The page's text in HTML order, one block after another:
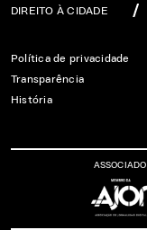
DIREITO À CIDADE
Política de privacidade
Transparência
História
ASSOCIADO